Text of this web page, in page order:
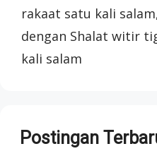
rakaat satu kali
dengan Shalat witir
kali salam
Postingan